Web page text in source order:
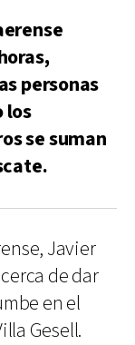
personas
los
se suman
Javier
de dar
en el
Gesell.